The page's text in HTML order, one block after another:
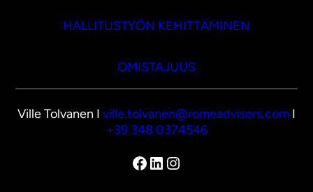
HALLITUSTYÖN KEHITTÄMINEN
OMISTAJUUS
Ville Tolvanen I ville.tolvanen@romeadvisors.com I
+39 348 0374546
Facebook
LinkedIn
Instagram